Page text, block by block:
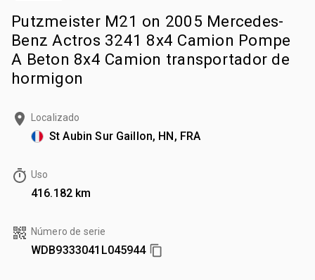
Putzmeister M21 on 2005 Mercedes-
Benz Actros 3241 8x4 Camion Pompe
A Beton 8x4 Camion transportador de
hormigon
Localizado
St Aubin Sur Gaillon, HN, FRA
Uso
416.182 km
Número de serie
WDB9333041L045944